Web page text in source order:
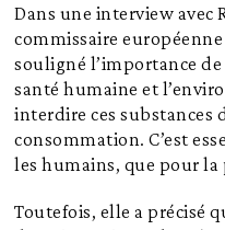
Dans une interview avec
commissaire
souligné l’importance
santé humaine et
interdire ces substances
consommation. C’est
les humains, que pour la
Toutefois, elle a précisé